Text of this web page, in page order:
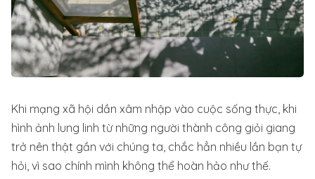
Khi mạng xã hội dần xâm nhập vào cuộc sống thực, khi
hình ảnh lung linh từ những người thành công giỏi giang
trở nên thật gần với chúng ta, chắc hẳn nhiều lần bạn tự
hỏi, vì sao chính mình không thể hoàn hảo như thế.